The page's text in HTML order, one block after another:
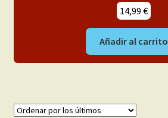
14,99 €
Añadir al carrito